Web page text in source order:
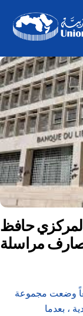
content
حافظ
وضعت مجموعة
، بعدما